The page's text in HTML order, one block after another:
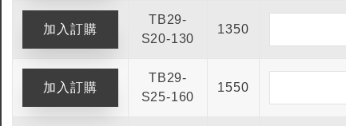
TB29-
S20-130
1350
TB29-
S25-160
1550